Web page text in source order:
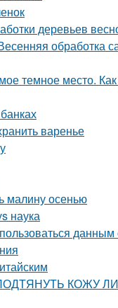
деревьев
Весенняя
темное место. Как
варенье
малину осенью
наука
ПОДТЯНУТЬ КОЖУ